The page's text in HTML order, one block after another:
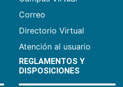
Correo
Directorio Virtual
Atención al usuario
REGLAMENTOS Y
DISPOSICIONES